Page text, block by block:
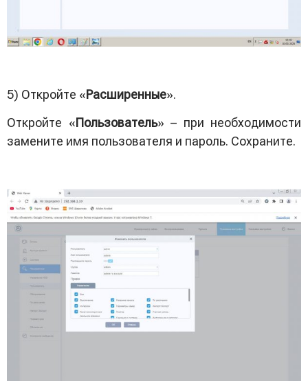
5) Откройте «Расширенные».
Откройте «Пользователь» – при необходимости
замените имя пользователя и пароль. Сохраните.